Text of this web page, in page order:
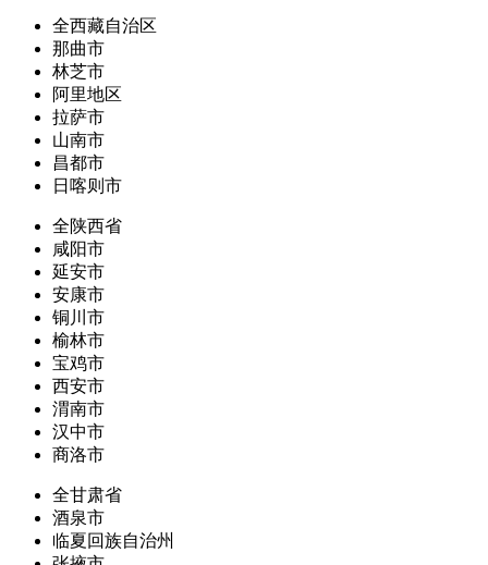
全西藏自治区
那曲市
林芝市
阿里地区
拉萨市
山南市
昌都市
日喀则市
全陕西省
咸阳市
延安市
安康市
铜川市
榆林市
宝鸡市
西安市
渭南市
汉中市
商洛市
全甘肃省
酒泉市
临夏回族自治州